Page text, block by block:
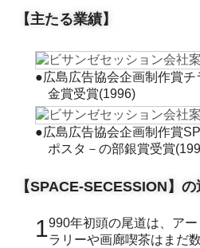
【主たる業績】
●広島広告協会企画制作賞チ
金賞受賞(1996)
●広島広告協会企画制作賞
ポスタ－の部銀賞受賞
【SPACE-SECESSION】
1990年初頭の尾道は、アート作品を展示するギャラリーや画廊喫茶はまだ